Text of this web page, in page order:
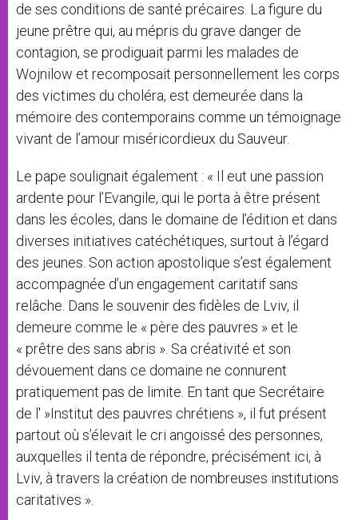
de ses conditions de santé précaires. La figure du
jeune prêtre qui, au mépris du grave danger de
contagion, se prodiguait parmi les malades de
Wojnilow et recomposait personnellement les corps
des victimes du choléra, est demeurée dans la
mémoire des contemporains comme un témoignage
vivant de l’amour miséricordieux du Sauveur.
Le pape soulignait également : « Il eut une passion
ardente pour l’Evangile, qui le porta à être présent
dans les écoles, dans le domaine de l’édition et dans
diverses initiatives catéchétiques, surtout à l’égard
des jeunes. Son action apostolique s’est également
accompagnée d’un engagement caritatif sans
relâche. Dans le souvenir des fidèles de Lviv, il
demeure comme le « père des pauvres » et le
« prêtre des sans abris ». Sa créativité et son
dévouement dans ce domaine ne connurent
pratiquement pas de limite. En tant que Secrétaire
de l' »Institut des pauvres chrétiens », il fut présent
partout où s’élevait le cri angoissé des personnes,
auxquelles il tenta de répondre, précisément ici, à
Lviv, à travers la création de nombreuses institutions
caritatives ».